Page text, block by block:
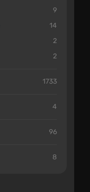
9
14
2
2
1733
4
96
8